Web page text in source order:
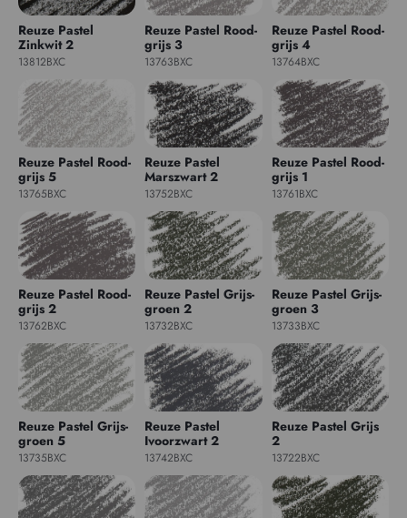
Reuze Pastel
Zinkwit 2
13812BXC
Reuze Pastel Rood-
grijs 3
13763BXC
Reuze Pastel Rood-
grijs 4
13764BXC
Reuze Pastel Rood-
grijs 5
13765BXC
Reuze Pastel
Marszwart 2
13752BXC
Reuze Pastel Rood-
grijs 1
13761BXC
Reuze Pastel Rood-
grijs 2
13762BXC
Reuze Pastel Grijs-
groen 2
13732BXC
Reuze Pastel Grijs-
groen 3
13733BXC
Reuze Pastel Grijs-
groen 5
13735BXC
Reuze Pastel
Ivoorzwart 2
13742BXC
Reuze Pastel Grijs
2
13722BXC